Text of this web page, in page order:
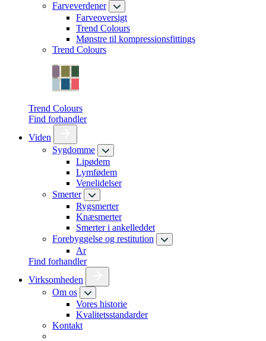
Farveverdener
Farveoversigt
Trend Colours
Mønstre til kompressionsfittings
Trend Colours
Trend Colours
Find forhandler
Viden
Sygdomme
Lipødem
Lymfødem
Venelidelser
Smerter
Rygsmerter
Knæsmerter
Smerter i ankelleddet
Forebyggelse og restitution
Ar
Find forhandler
Virksomheden
Om os
Vores historie
Kvalitetsstandarder
Kontakt